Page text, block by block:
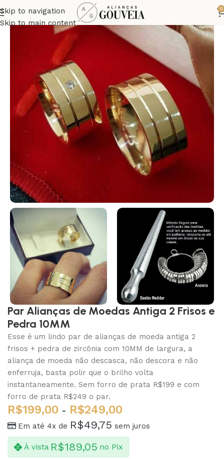
Skip to navigation
Skip to main content
0
Par Alianças de Moedas Antiga 2 Frisos e
Pedra 10MM
Esse é um lindo par de alianças de moeda antiga 2
frisos + pedra de zircônia com 10MM de largura, a
aliança de moeda não descasca, não descora e não
enferruja, basta polir que o brilho volta
instantaneamente. Sem forro de prata R$199 e com
forro de prata R$249 o par.
R$199,00 - R$249,00
Em até 4x de R$49,75 sem juros
À vista R$189,05 no Pix